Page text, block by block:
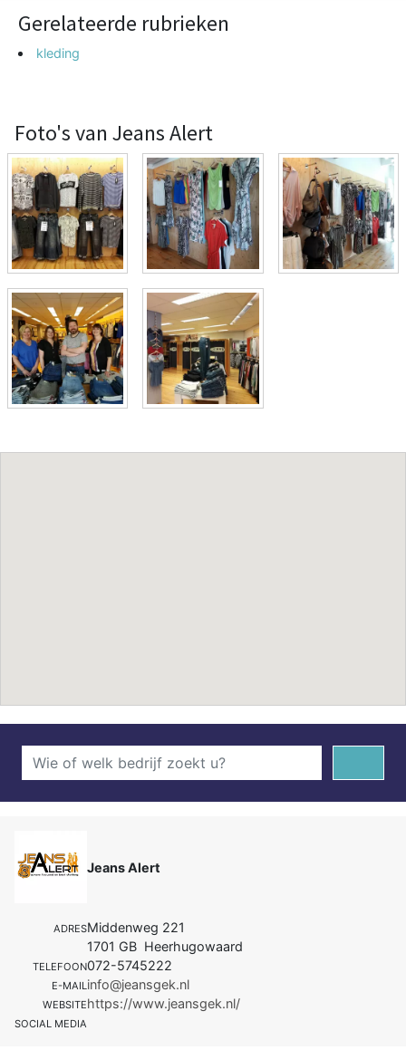
Gerelateerde rubrieken
kleding
Foto's van Jeans Alert
Jeans Alert
ADRESMiddenweg 221
1701 GB Heerhugowaard
TELEFOON072-5745222
E-MAILinfo@jeansgek.nl
WEBSITEhttps://www.jeansgek.nl/
SOCIAL MEDIA